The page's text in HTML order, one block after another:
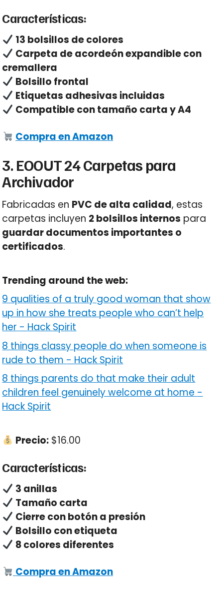
Características:
13 bolsillos de colores
Carpeta de acordeón expandible con
cremallera
Bolsillo frontal
Etiquetas adhesivas incluidas
Compatible con tamaño carta y A4
Compra en Amazon
3. EOOUT 24 Carpetas para
Archivador
Fabricadas en PVC de alta calidad, estas
carpetas incluyen 2 bolsillos internos para
guardar documentos importantes o
certificados.
Trending around the web:
9 qualities of a truly good woman that show
up in how she treats people who can’t help
her - Hack Spirit
8 things classy people do when someone is
rude to them - Hack Spirit
8 things parents do that make their adult
children feel genuinely welcome at home -
Hack Spirit
Precio: $16.00
Características:
3 anillas
Tamaño carta
Cierre con botón a presión
Bolsillo con etiqueta
8 colores diferentes
Compra en Amazon